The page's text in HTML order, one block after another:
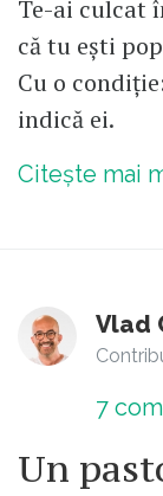
Te-ai culcat
că tu ești
Cu o
indică ei.
Citește mai
Vlad
7
Un